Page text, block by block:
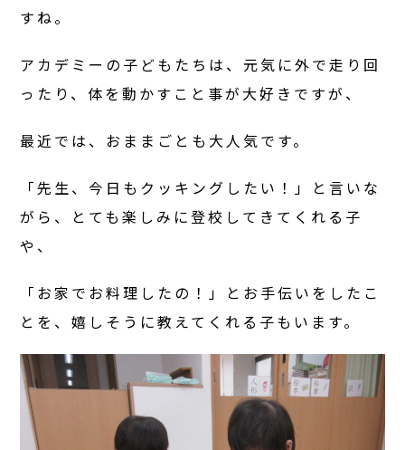
すね。
アカデミーの子どもたちは、元気に外で走り回
ったり、体を動かすこと事が大好きですが、
最近では、おままごとも大人気です。
「先生、今日もクッキングしたい！」と言いな
がら、とても楽しみに登校してきてくれる子
や、
「お家でお料理したの！」とお手伝いをしたこ
とを、嬉しそうに教えてくれる子もいます。